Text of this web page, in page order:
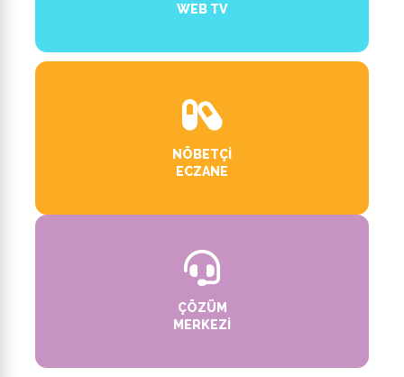
WEB TV
NÖBETÇI
ECZANE
ÇÖZÜM
MERKEZI